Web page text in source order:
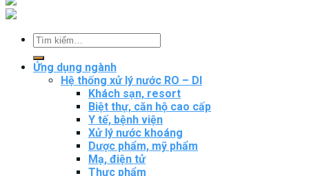
Tìm
Ứng dụng ngành
Hệ thống xử lý nước RO – DI
Khách sạn, resort
Biệt thự, căn hộ cao cấp
Y tế, bệnh viện
Xử lý nước khoáng
Dược phẩm, mỹ phẩm
Mạ, điện tử
Thực phẩm